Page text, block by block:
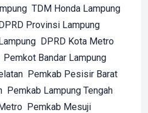
TDM Honda Lampung
Provinsi Lampung
DPRD Kota Metro
Pemkot Bandar Lampung
Pemkab Pesisir Barat
Pemkab Lampung Tengah
Pemkab Mesuji